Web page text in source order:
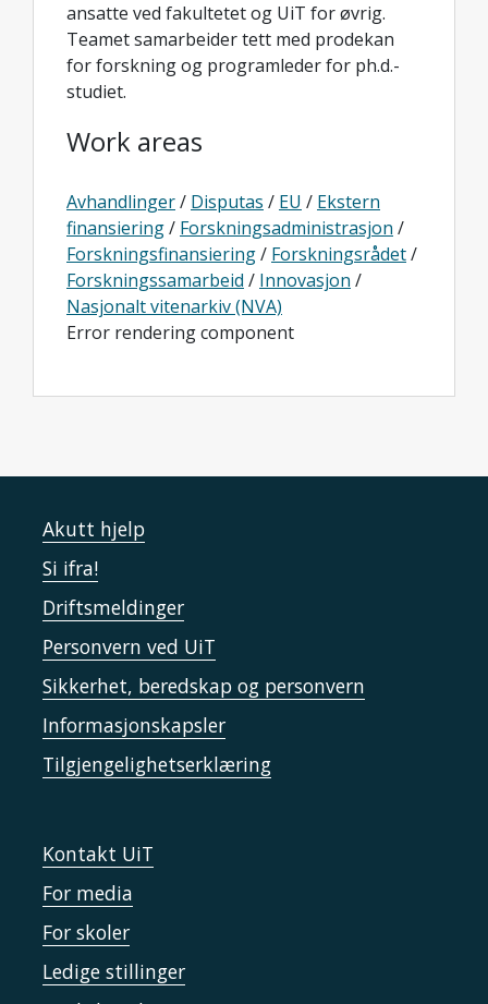
ansatte ved fakultetet og UiT for øvrig.
Teamet samarbeider tett med prodekan
for forskning og programleder for ph.d.-
studiet.
Work areas
Avhandlinger/ Disputas / EU / Ekstern
finansiering/ Forskningsadministrasjon /
Forskningsfinansiering/ Forskningsrådet/
Forskningssamarbeid / Innovasjon /
Nasjonalt vitenarkiv (NVA)
Error rendering component
Akutt hjelp
Si ifra!
Driftsmeldinger
Personvern ved UiT
Sikkerhet, beredskap og personvern
Informasjonskapsler
Tilgjengelighetserklæring
Kontakt UiT
For media
For skoler
Ledige stillinger